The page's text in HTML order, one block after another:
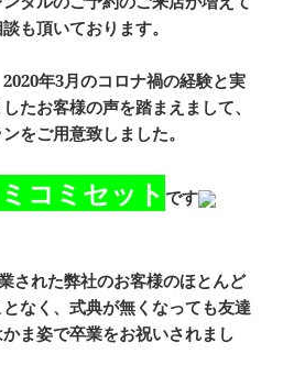
も頂いております。
年3月のコロナ禍の経験と実
たお客様の声を踏まえまして、
をご用意致しました。
コミセットです
された弊社のお客様のほとんど
なく、式典が無くなっても友達
姿で卒業をお祝いされまし